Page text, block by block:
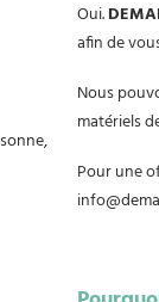
Oui.
afin de
Nous
matériels
Pour une